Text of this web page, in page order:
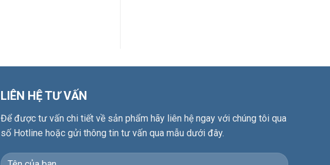
LIÊN HỆ TƯ VẤN
Để được tư vấn chi tiết về sản phẩm hãy liên hệ ngay với chúng tôi qua
số Hotline hoặc gửi thông tin tư vấn qua mẫu dưới đây.